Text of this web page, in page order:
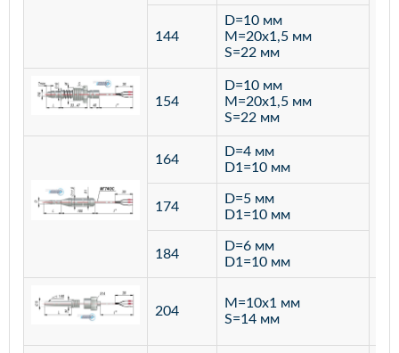
144
D=10 мм
M=20х1,5 мм
S=22 мм
154
D=10 мм
M=20х1,5 мм
S=22 мм
164
D=4 мм
D1=10 мм
174
D=5 мм
D1=10 мм
184
D=6 мм
D1=10 мм
204
M=10х1 мм
S=14 мм